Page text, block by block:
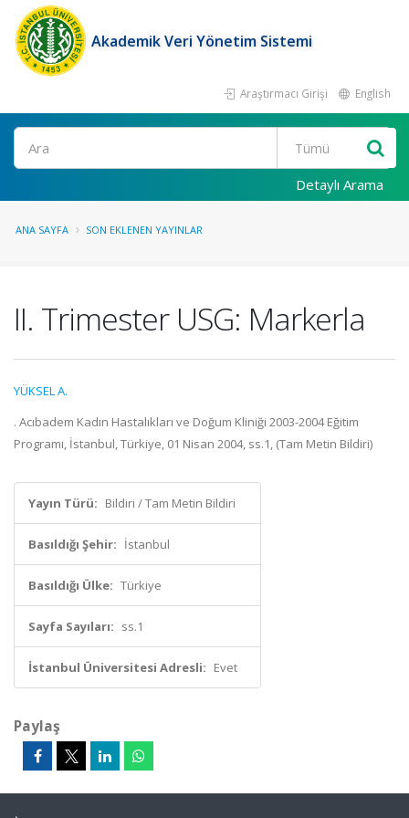
Akademik Veri Yönetim Sistemi
Araştırmacı Girişi English
Ara
Detaylı Arama
ANA SAYFA SON EKLENEN YAYINLAR
II. Trimester USG: Markerla
YÜKSEL A.
. Acıbadem Kadın Hastalıkları ve Doğum Kliniği 2003-2004 Eğitim
Programı, İstanbul, Türkiye, 01 Nisan 2004, ss.1, (Tam Metin Bildiri)
Yayın Türü: Bildiri / Tam Metin Bildiri
Basıldığı Şehir: İstanbul
Basıldığı Ülke: Türkiye
Sayfa Sayıları: ss.1
İstanbul Üniversitesi Adresli: Evet
Paylaş